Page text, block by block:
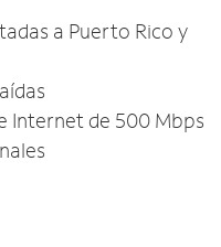
a Puerto Rico y
Internet de 500 Mbps